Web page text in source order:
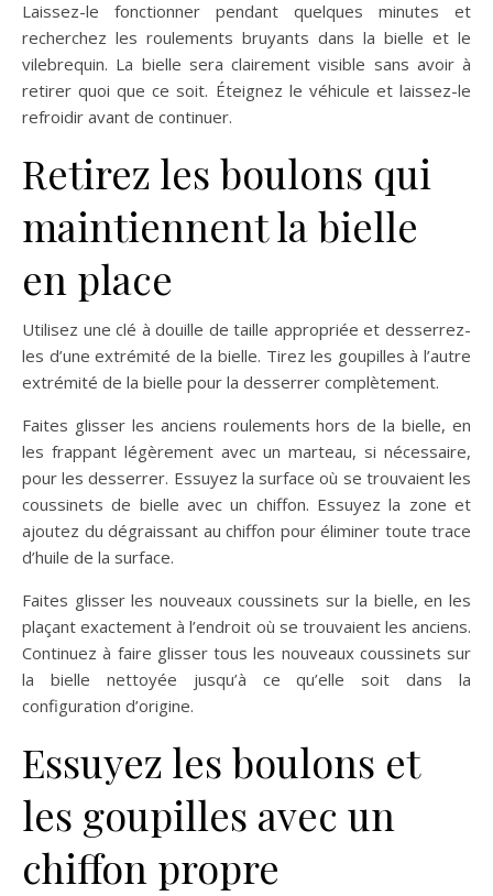
Laissez-le fonctionner pendant quelques minutes et
recherchez les roulements bruyants dans la bielle et le
vilebrequin. La bielle sera clairement visible sans avoir à
retirer quoi que ce soit. Éteignez le véhicule et laissez-le
refroidir avant de continuer.
Retirez les boulons qui
maintiennent la bielle
en place
Utilisez une clé à douille de taille appropriée et desserrez-
les d’une extrémité de la bielle. Tirez les goupilles à l’autre
extrémité de la bielle pour la desserrer complètement.
Faites glisser les anciens roulements hors de la bielle, en
les frappant légèrement avec un marteau, si nécessaire,
pour les desserrer. Essuyez la surface où se trouvaient les
coussinets de bielle avec un chiffon. Essuyez la zone et
ajoutez du dégraissant au chiffon pour éliminer toute trace
d’huile de la surface.
Faites glisser les nouveaux coussinets sur la bielle, en les
plaçant exactement à l’endroit où se trouvaient les anciens.
Continuez à faire glisser tous les nouveaux coussinets sur
la bielle nettoyée jusqu’à ce qu’elle soit dans la
configuration d’origine.
Essuyez les boulons et
les goupilles avec un
chiffon propre